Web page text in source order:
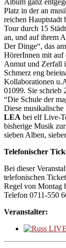
Album ganz
Platz in der an
reichen Hauptstadt
Tour durch 15
an, und auf ihrem
Der Dinge“, das
HörerInnen mit auf
Anmut und Zerfall
Schmerz eng
Kollaborationen
01099. Sie schrieb
“Die Schule der
Diese
LEA bei elf Live-
bisherige Musik
sieben Alben,
Telefonischer
Bei dieser
telefonischen
Regel von Montag
Telefon 0711-550
Veranstalter: